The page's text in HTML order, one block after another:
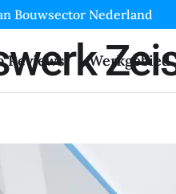
Bouwsector Nederland
Reviews Werkgebied